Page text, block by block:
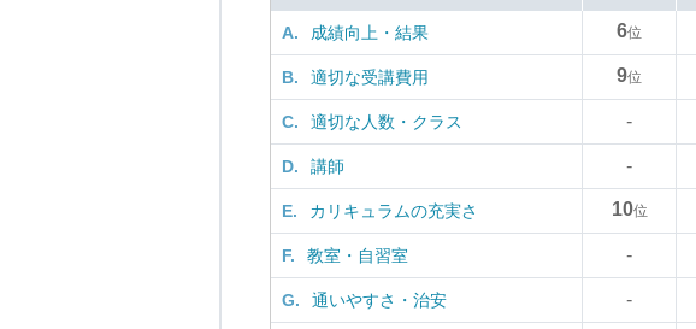
A. 成績向上・結果 6位
B. 適切な受講費用 9位
C. 適切な人数・クラス -
D. 講師 -
E. カリキュラムの充実さ 10位
F. 教室・自習室 -
G. 通いやすさ・治安 -